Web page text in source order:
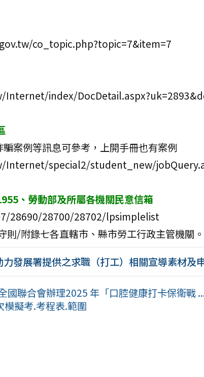
co_topic.php?topic=7&item=7
index/
案例等訊息可參考，上開手冊也有案例
Internet/special2/student_new/
、勞動部及所屬各機關民意信箱
28690/28700/28702/lpsimplelist
則/附錄七各直轄市、縣市勞工行政主管機關。
發展署提供之求職（打工）相關宣導素材及
國聯合會辦理2025 年「口腔健康打卡保衛戰
擬考.考程表.範圍